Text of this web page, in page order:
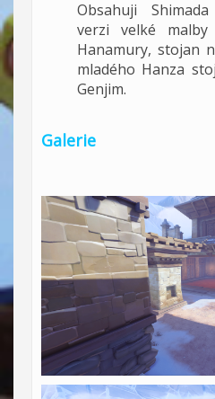
Obsahuji
verzi velké
Hanamury, stojan
mladého Hanza
Genjim.
Galerie